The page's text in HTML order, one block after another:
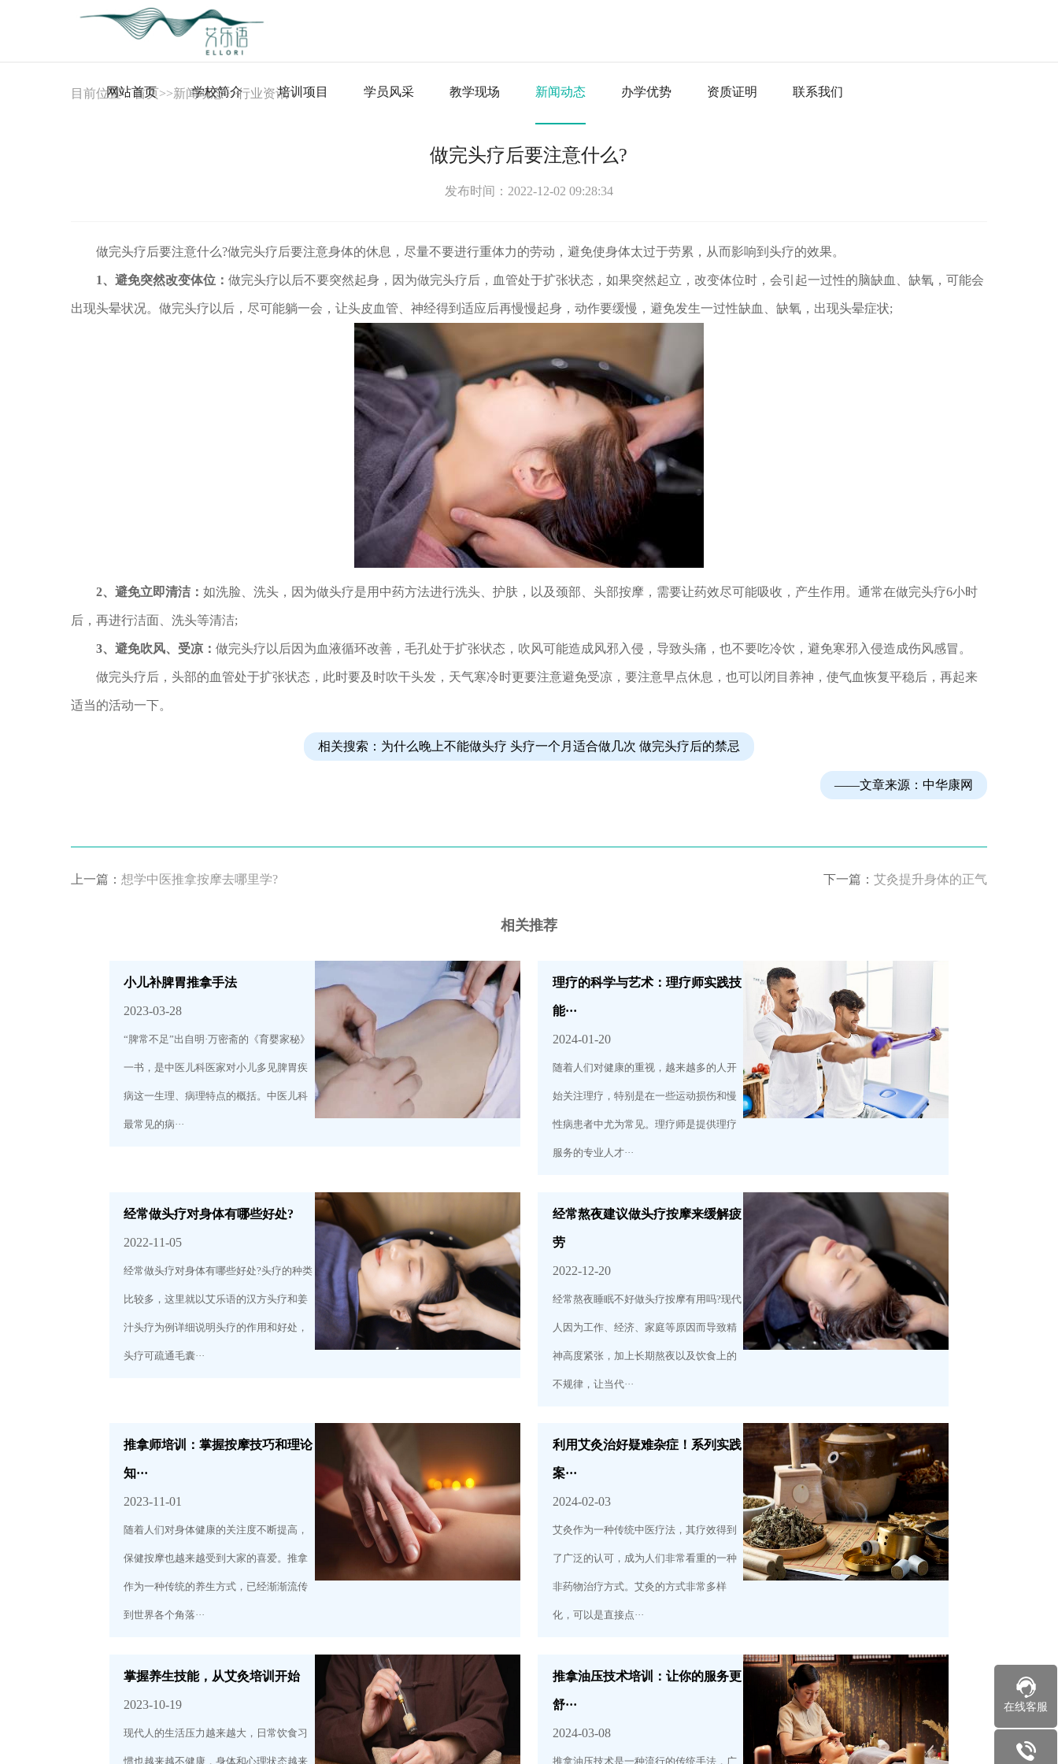
网站首页 学校简介 培训项目 学员风采 教学现场 新闻动态 办学优势 资质证明 联系我们
目前位置：首页>>新闻动态>>行业资讯
做完头疗后要注意什么?
发布时间：2022-12-02 09:28:34
做完头疗后要注意什么?做完头疗后要注意身体的休息，尽量不要进行重体力的劳动，避免使身体太过于劳累，从而影响到头疗的效果。
1、避免突然改变体位： 做完头疗以后不要突然起身，因为做完头疗后，血管处于扩张状态，如果突然起立，改变体位时，会引起一过性的脑缺血、缺氧，可能会
出现头晕状况。做完头疗以后，尽可能躺一会，让头皮血管、神经得到适应后再慢慢起身，动作要缓慢，避免发生一过性缺血、缺氧，出现头晕症状;
2、避免立即清洁： 如洗脸、洗头，因为做头疗是用中药方法进行洗头、护肤，以及颈部、头部按摩，需要让药效尽可能吸收，产生作用。通常在做完头疗6小时
后，再进行洁面、洗头等清洁;
3、避免吹风、受凉： 做完头疗以后因为血液循环改善，毛孔处于扩张状态，吹风可能造成风邪入侵，导致头痛，也不要吃冷饮，避免寒邪入侵造成伤风感冒。
做完头疗后，头部的血管处于扩张状态，此时要及时吹干头发，天气寒冷时更要注意避免受凉，要注意早点休息，也可以闭目养神，使气血恢复平稳后，再起来
适当的活动一下。
相关搜索： 为什么晚上不能做头疗 头疗一个月适合做几次 做完头疗后的禁忌
——文章来源：中华康网
上一篇： 想学中医推拿按摩去哪里学? 下一篇：艾灸提升身体的正气
相关推荐
小儿补脾胃推拿手法
2023-03-28
“脾常不足”出自明·万密斋的《育婴家秘》
一书，是中医儿科医家对小儿多见脾胃疾
病这一生理、病理特点的概括。中医儿科
最常见的病···
理疗的科学与艺术：理疗师实践技
能···
2024-01-20
随着人们对健康的重视，越来越多的人开
始关注理疗，特别是在一些运动损伤和慢
性病患者中尤为常见。理疗师是提供理疗
服务的专业人才···
经常做头疗对身体有哪些好处?
2022-11-05
经常做头疗对身体有哪些好处?头疗的种类
比较多，这里就以艾乐语的汉方头疗和姜
汁头疗为例详细说明头疗的作用和好处，
头疗可疏通毛囊···
经常熬夜建议做头疗按摩来缓解疲
劳
2022-12-20
经常熬夜睡眠不好做头疗按摩有用吗?现代
人因为工作、经济、家庭等原因而导致精
神高度紧张，加上长期熬夜以及饮食上的
不规律，让当代···
推拿师培训：掌握按摩技巧和理论
知···
2023-11-01
随着人们对身体健康的关注度不断提高，
保健按摩也越来越受到大家的喜爱。推拿
作为一种传统的养生方式，已经渐渐流传
到世界各个角落···
利用艾灸治好疑难杂症！系列实践
案···
2024-02-03
艾灸作为一种传统中医疗法，其疗效得到
了广泛的认可，成为人们非常看重的一种
非药物治疗方式。艾灸的方式非常多样
化，可以是直接点···
掌握养生技能，从艾灸培训开始
2023-10-19
现代人的生活压力越来越大，日常饮食习
惯也越来越不健康，身体和心理状态越来
推拿油压技术培训：让你的服务更
舒···
2024-03-08
推拿油压技术是一种流行的传统手法，广
在线客服